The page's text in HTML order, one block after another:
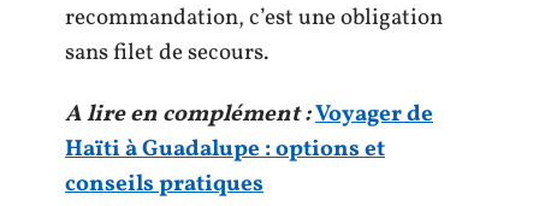
recommandation, c’est une obligation
sans filet de secours.
A lire en complément :Voyager de
Haïti à Guadalupe : options et
conseils pratiques